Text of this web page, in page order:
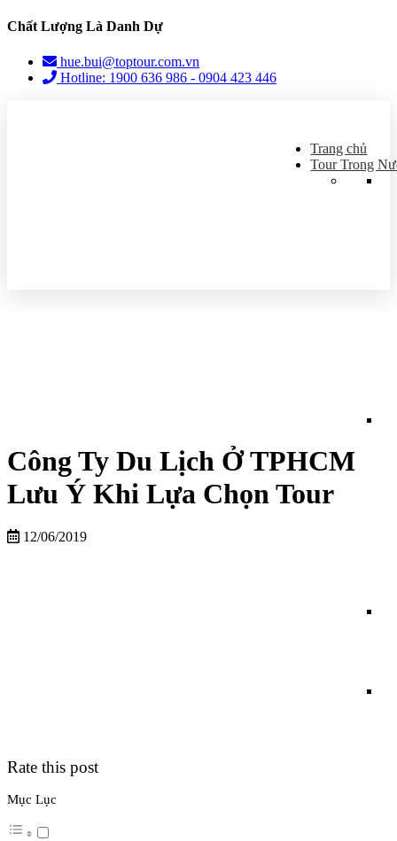
Chất Lượng Là Danh Dự
hue.bui@toptour.com.vn
Hotline: 1900 636 986 - 0904 423 446
Trang chủ
Tour Trong
Công Ty Du Lịch Ở TPHCM
Lưu Ý Khi Lựa Chọn Tour
12/06/2019
Rate this post
Mục Lục